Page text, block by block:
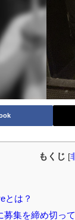
もくじ [
とは？
募集を締め切っ